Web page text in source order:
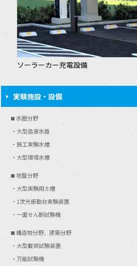
ソーラーカー充電設備
実験施設・設備
水圏分野
大型造波水路
施工実験水槽
大型環境水槽
地盤分野
大型実験用土槽
1次元振動台実験装置
一面せん断試験機
構造物分野、建築分野
大型載荷試験装置
万能試験機